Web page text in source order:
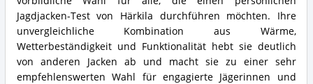
Jagdjacken-Test von Härkila durchführen möchten. Ihre
unvergleichliche Kombination aus Wärme,
Wetterbeständigkeit und Funktionalität hebt sie deutlich
von anderen Jacken ab und macht sie zu einer sehr
empfehlenswerten Wahl für engagierte Jägerinnen und